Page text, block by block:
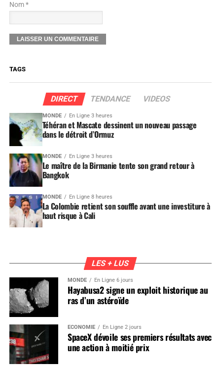
Nom *
TAGS
DIRECT TENDANCE VIDEOS
MONDE En Ligne 3 heures
Téhéran et Mascate dessinent un nouveau passage
dans le détroit d’Ormuz
MONDE En Ligne 3 heures
Le maître de la Birmanie tente son grand retour à
Bangkok
MONDE En Ligne 8 heures
La Colombie retient son souffle avant une investiture à
haut risque à Cali
LES + LUS
MONDE En Ligne 6 jours
Hayabusa2 signe un exploit historique au
ras d’un astéroïde
ÉCONOMIE En Ligne 2 jours
SpaceX dévoile ses premiers résultats avec
une action à moitié prix